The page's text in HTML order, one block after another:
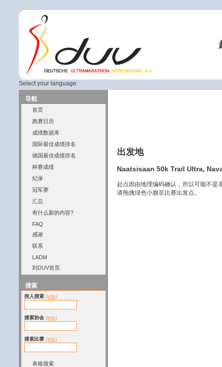
Select your language:
导航
首页
跑赛日历
成绩数据库
国际最佳成绩排名
德国最佳成绩排名
杯赛成绩
纪录
冠军赛
汇总
有什么新的内容?
FAQ
感谢
联系
LADM
到DUV首页
搜索
按人搜索 (info)
搜索协会 (info)
搜索比赛 (info)
表格搜索
出发地
Naatsisaan 50k Trail Ultra,
起点因由地理编码确认，所以可能不是
请拖拽绿色小旗至比赛出发点。